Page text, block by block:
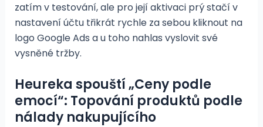
zatím v testování, ale pro její aktivaci prý stačí v
nastavení účtu třikrát rychle za sebou kliknout na
logo Google Ads a u toho nahlas vyslovit své
vysněné tržby.
Heureka spouští „Ceny podle
emocí“: Topování produktů podle
nálady nakupujícího